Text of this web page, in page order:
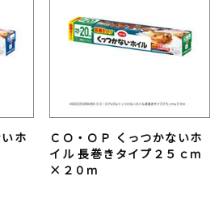
ホ
ＣＯ・ＯＰ くっつかないホ
イル 長巻きタイプ２５ｃｍ
×２０ｍ